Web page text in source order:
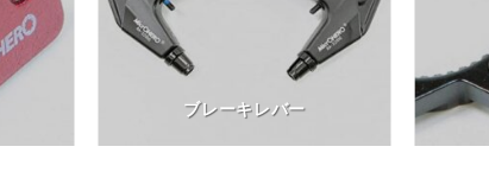
ブレーキレバー